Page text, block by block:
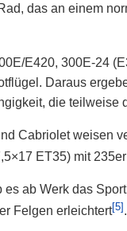
das an einem
E420, 300E‑24
Daraus
die teilweise
Cabriolet weisen
ET35) mit
es ab Werk das
Felgen erleichtert[5] .